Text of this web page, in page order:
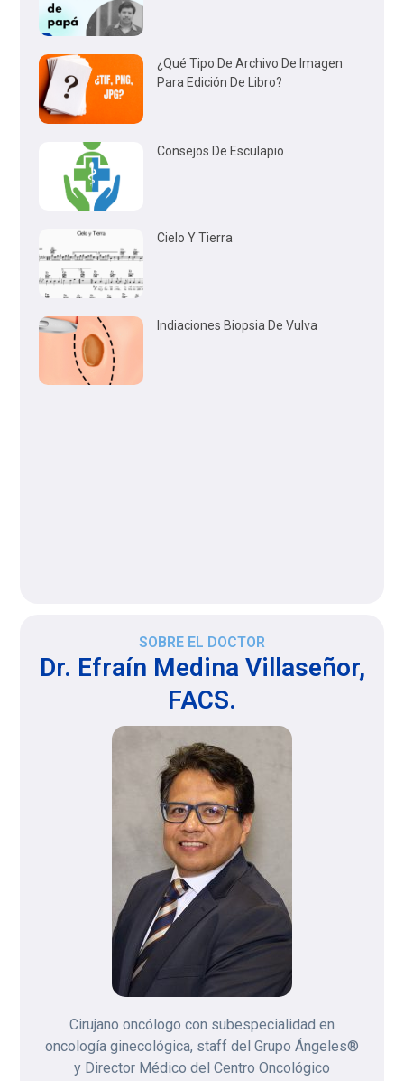
¿Qué Tipo De Archivo De Imagen
Para Edición De Libro?
Consejos De Esculapio
Cielo Y Tierra
Indiaciones Biopsia De Vulva
SOBRE EL DOCTOR
Dr. Efraín Medina Villaseñor,
FACS.
Cirujano oncólogo con subespecialidad en
oncología ginecológica, staff del Grupo Ángeles®
y Director Médico del Centro Oncológico